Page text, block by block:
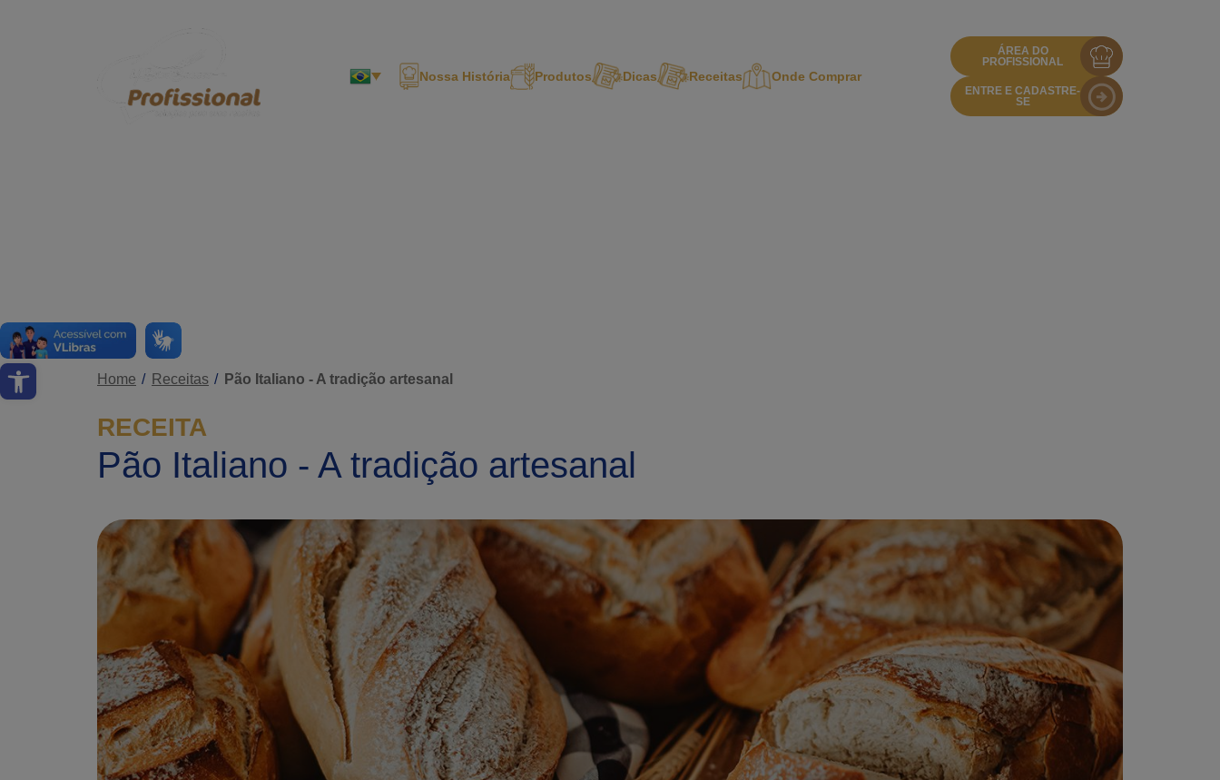
Abrir a barra de ferramentas
Nossa História Produtos Dicas Receitas Onde Comprar
ÁREA DO
PROFISSIONAL
ENTRE E CADASTRE-
SE
Home Receitas Pão Italiano - A tradição artesanal
RECEITA
Pão Italiano - A tradição artesanal